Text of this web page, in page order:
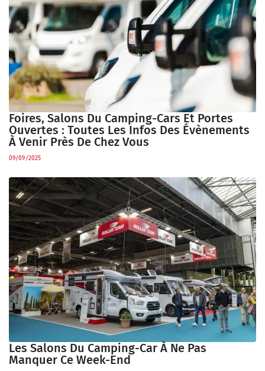
Foires, Salons Du Camping-Cars Et Portes
Ouvertes : Toutes Les Infos Des Évènements
À Venir Près De Chez Vous
09/09/2025
Les Salons Du Camping-Car À Ne Pas
Manquer Ce Week-End